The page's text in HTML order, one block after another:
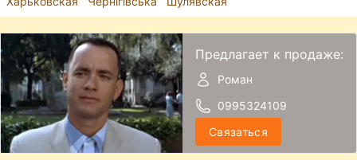
Предлагает к продаже:
Роман
0995324109
Связаться